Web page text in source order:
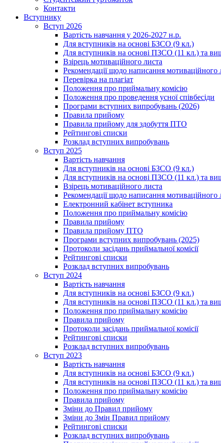
Контакти
Вступнику
Вступ 2026
Вартість навчання у 2026-2027 н.р.
Для вступників на основі БЗСО (9 кл.)
Для вступників на основі ПЗСО (11 кл.) та
Взірець мотиваційного листа
Рекомендації щодо написання мотиваційного
Перевірка на плагіат
Положення про приймальну комісію
Положення про проведення усної співбесіди
Програми вступних випробувань (2026)
Правила прийому
Правила прийому для здобуття ПТО
Рейтингові списки
Розклад вступних випробувань
Вступ 2025
Вартість навчання
Для вступників на основі БЗСО (9 кл.)
Для вступників на основі ПЗСО (11 кл.) та
Взірець мотиваційного листа
Рекомендації щодо написання мотиваційного
Електронний кабінет вступника
Положення про приймальну комісію
Правила прийому
Правила прийому ПТО
Програми вступних випробувань (2025)
Протоколи засідань приймальної комісії
Рейтингові списки
Розклад вступних випробувань
Вступ 2024
Вартість навчання
Для вступників на основі БЗСО (9 кл.)
Для вступників на основі ПЗСО (11 кл.) та
Положення про приймальну комісію
Правила прийому
Протоколи засідань приймальної комісії
Рейтингові списки
Розклад вступних випробувань
Вступ 2023
Вартість навчання
Для вступників на основі БЗСО (9 кл.)
Для вступників на основі ПЗСО (11 кл.) та
Положення про приймальну комісію
Правила прийому
Зміни до Правил прийому
Зміни до Змін Правил прийому
Рейтингові списки
Розклад вступних випробувань